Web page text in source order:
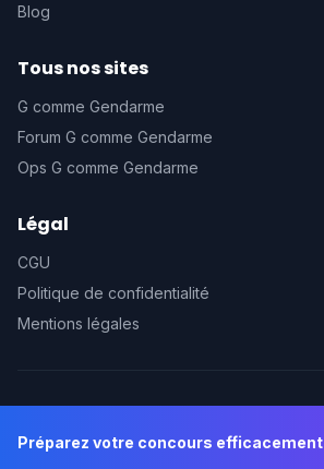
Préparez votre concours efficacement
Blog
Tous nos sites
G comme Gendarme
Forum G comme Gendarme
Ops G comme Gendarme
Légal
CGU
Politique de confidentialité
Mentions légales